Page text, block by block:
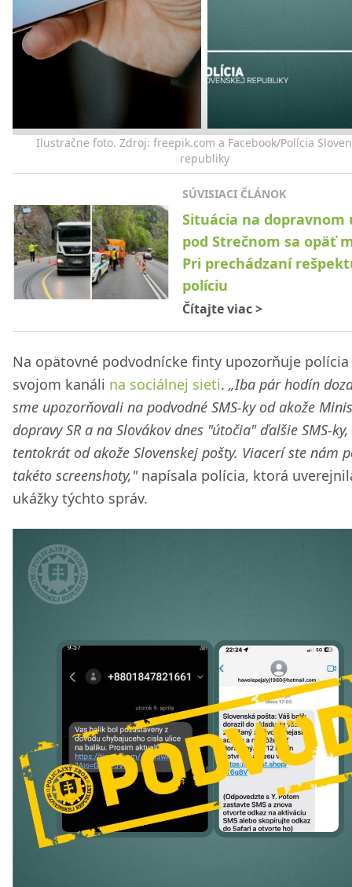
Ilustračne foto. Zdroj: freepik.com a Facebook/Polícia
republiky
SÚVISIACI ČLÁNOK
Situácia na dopravnom
pod Strečnom sa opäť
Pri prechádzaní
políciu
Čítajte viac>
Na opätovné podvodnícke finty upozorňuje polícia
svojom kanáli na sociálnej sieti. „Iba pár hodín
sme upozorňovali na podvodné SMS-ky od akože
dopravy SR a na Slovákov dnes "útočia" ďalšie SMS-ky,
tentokrát od akože Slovenskej pošty. Viacerí ste nám
takéto screenshoty,"napísala polícia, ktorá
ukážky týchto správ.